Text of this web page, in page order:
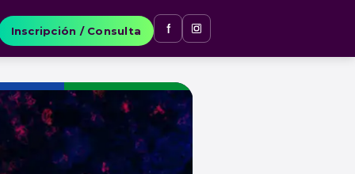
Inscripción / Consulta